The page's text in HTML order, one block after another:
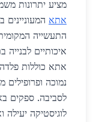
מציע יתרונות
אתא
התעשייה
איכותיים לבנייה
אתא כוללות
נמוכה ופרופילים
לסביבה. ספקים
לוגיסטיקה